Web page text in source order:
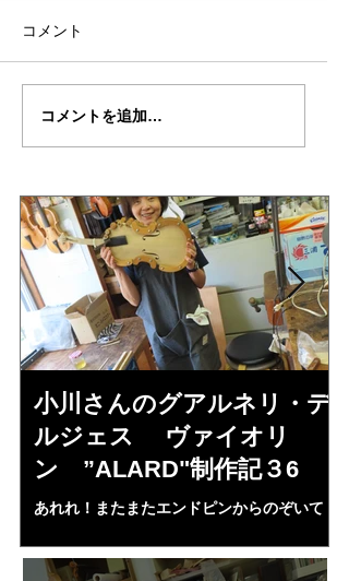
副島さんの”ALARD"制
コメント
コメントを追加…
小川さんのグアルネリ・デ
ルジェス ヴァイオリ
ン ”ALARD"制作記３6
あれれ！またまたエンドピンからのぞいて
ペーパー１００゜で徹底して削る。やっと光